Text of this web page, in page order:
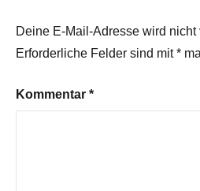
Deine E-Mail-Adresse wird nicht
Erforderliche Felder sind mit*
Kommentar *